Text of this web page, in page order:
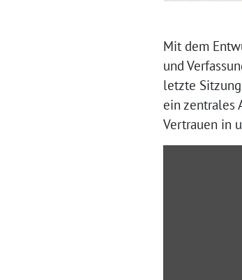
Mit dem
und
letzte
ein zentrales
Vertrauen in